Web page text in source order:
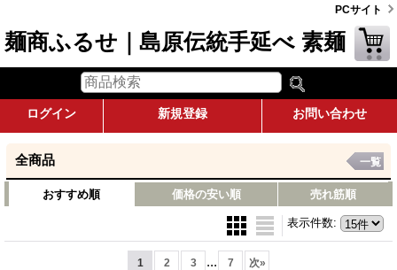
PCサイト
麺商ふるせ｜島原伝統手延べ 素麺
ログイン 新規登録 お問い合わせ
全商品 一覧
おすすめ順 価格の安い順 売れ筋順
表示件数:
1 2 3 ... 7 次»